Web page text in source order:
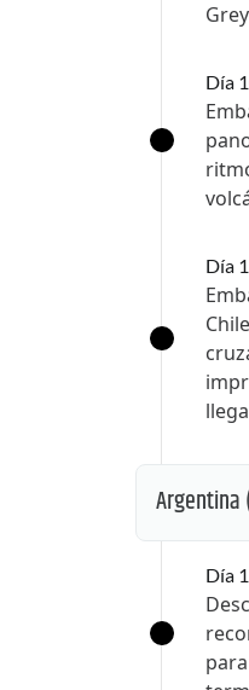
Día
Día
Argentina
Día